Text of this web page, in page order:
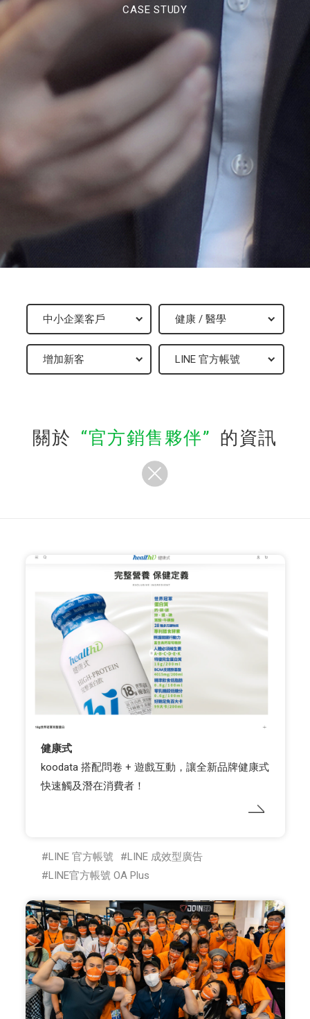
CASE STUDY
關於 官方銷售夥伴 的資訊
健康式
koodata 搭配問卷 + 遊戲互動，讓全新品牌健康式
快速觸及潛在消費者！
LINE 官方帳號
LINE 成效型廣告
LINE官方帳號 OA Plus